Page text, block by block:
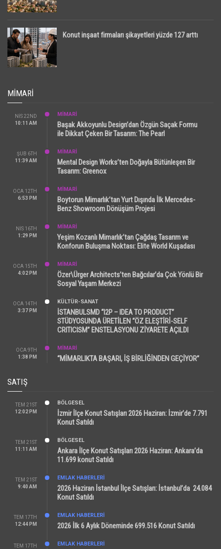
Konut inşaat firmaları şikayetleri yüzde 127 arttı
MIMARI
NIS 22ND
10:11 AM
MİMARİ
Başak Akkoyunlu Design’dan Özgün Saçak Formu
ile Dikkat Çeken Bir Tasarım: The Pearl
ŞUB 6TH
11:39 AM
MİMARİ
Mental Design Works’ten Doğayla Bütünleşen Bir
Tasarım: Greenox
OCA 12TH
6:53 PM
MİMARİ
Boytorun Mimarlık’tan Yurt Dışında İlk Mercedes-
Benz Showroom Dönüşüm Projesi
NIS 16TH
1:29 PM
MİMARİ
Yeşim Kozanlı Mimarlık’tan Çağdaş Tasarım ve
Konforun Buluşma Noktası: Elite World Kuşadası
OCA 15TH
4:02 PM
MİMARİ
Özer\Ürger Architects’ten Bağcılar’da Çok Yönlü Bir
Sosyal Yaşam Merkezi
OCA 14TH
3:37 PM
KÜLTÜR-SANAT
İSTANBULSMD “I2P – IDEA TO PRODUCT”
STÜDYOSUNDA ÜRETİLEN “ÖZ ELEŞTİRİ-SELF
CRITICISM” ENSTELASYONU ZİYARETE AÇILDI
OCA 9TH
1:38 PM
MİMARİ
“MİMARLIKTA BAŞARI, İŞ BİRLİĞİNDEN GEÇİYOR”
SATIŞ
TEM 21ST
12:02 PM
BÖLGESEL
İzmir İlçe Konut Satışları 2026 Haziran: İzmir’de 7.791
Konut Satıldı
TEM 21ST
11:11 AM
BÖLGESEL
Ankara İlçe Konut Satışları 2026 Haziran: Ankara’da
11.699 konut Satıldı
TEM 21ST
9:40 AM
EMLAK HABERLERI
2026 Haziran İstanbul İlçe Satışları: İstanbul’da 24.084
Konut Satıldı
TEM 17TH
12:44 PM
EMLAK HABERLERI
2026 İlk 6 Aylık Döneminde 699.516 Konut Satıldı
TEM 17TH EMLAK HABERLERI